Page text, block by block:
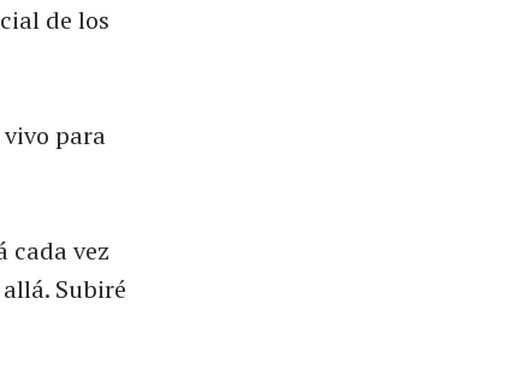
de los
para
cada vez
Subiré